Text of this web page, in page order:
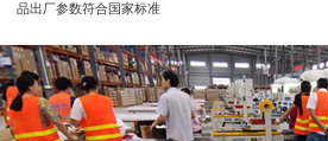
品出厂参数符合国家标准